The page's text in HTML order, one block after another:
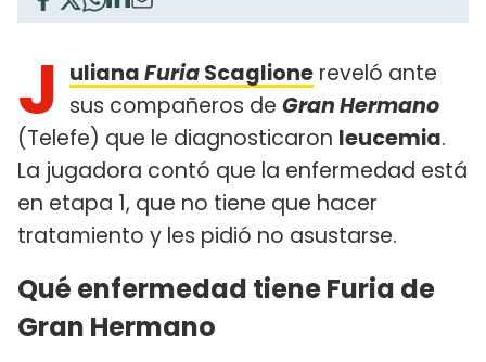
J ulianaFuriaScaglione reveló ante
sus compañeros de Gran Hermano
(Telefe) que le diagnosticaron leucemia.
La jugadora contó que la enfermedad está
en etapa 1, que no tiene que hacer
tratamiento y les pidió no asustarse.
Qué enfermedad tiene Furia de
Gran Hermano